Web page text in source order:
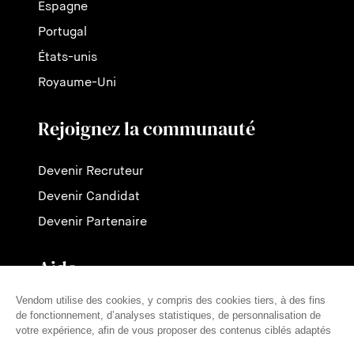
Espagne
Portugal
États-unis
Royaume-Uni
Rejoignez la communauté
Devenir Recruteur
Devenir Candidat
Devenir Partenaire
Aide
Contactez-nous